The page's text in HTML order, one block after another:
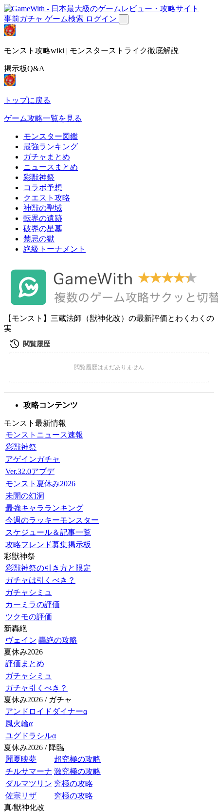
事前ガチャ ゲーム検索 ログイン
モンスト攻略wiki | モンスターストライク徹底解説
掲示板Q&A
トップに戻る
ゲーム攻略一覧を見る
モンスター図鑑
最強ランキング
ガチャまとめ
ニュースまとめ
彩獣神祭
コラボ予想
クエスト攻略
神獣の聖域
転界の遺跡
破界の星墓
禁忌の獄
絶級トーナメント
【モンスト】三蔵法師（獣神化改）の最新評価とわくわくの
実
攻略コンテンツ
モンスト最新情報
モンストニュース速報
彩獣神祭
アゲインガチャ
Ver.32.0アプデ
モンスト夏休み2026
未開の幻洞
最強キャラランキング
今週のラッキーモンスター
スケジュール＆記事一覧
攻略フレンド募集掲示板
彩獣神祭
彩獣神祭の引き方と限定
ガチャは引くべき？
ガチャシミュ
カーミラの評価
ツクモの評価
新轟絶
ヴェイン 轟絶の攻略
夏休み2026
評価まとめ
ガチャシミュ
ガチャ引くべき？
夏休み2026 / ガチャ
アンドロイドダイナーα
風火輪α
ユグドラシルα
夏休み2026 / 降臨
麗夏映夢
超究極の攻略
チルサマーナ 激究極の攻略
ダルマツリン 究極の攻略
佐宗リザ
究極の攻略
真/獣神化改